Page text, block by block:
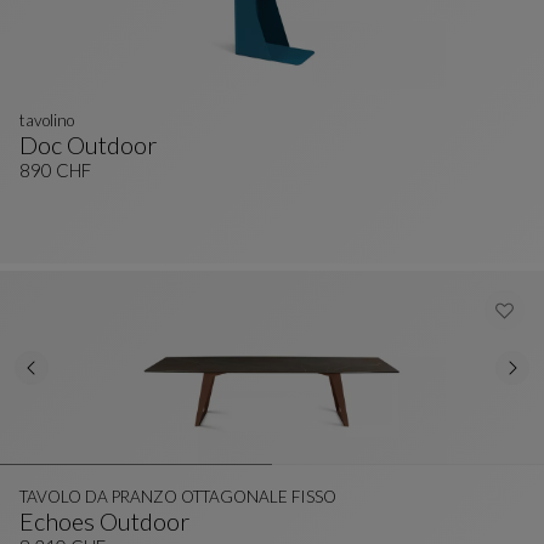
Doc Outdoor
Tavolino
Vedi La Descrizione Completa
tavolino
890 CHF
Echoes Outdoor
TAVOLO DA PRANZO OTTAGONALE FISSO